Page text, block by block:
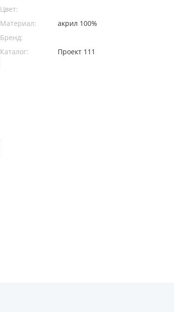
Цвет:
Материал:
акрил 100%
Бренд:
Каталог:
Проект 111